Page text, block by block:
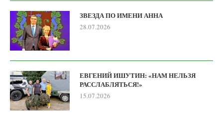
ЗВЕЗДА ПО ИМЕНИ АННА
28.07.2026
ЕВГЕНИЙ ИШУТИН: «НАМ НЕЛЬЗЯ
РАССЛАБЛЯТЬСЯ!»
15.07.2026